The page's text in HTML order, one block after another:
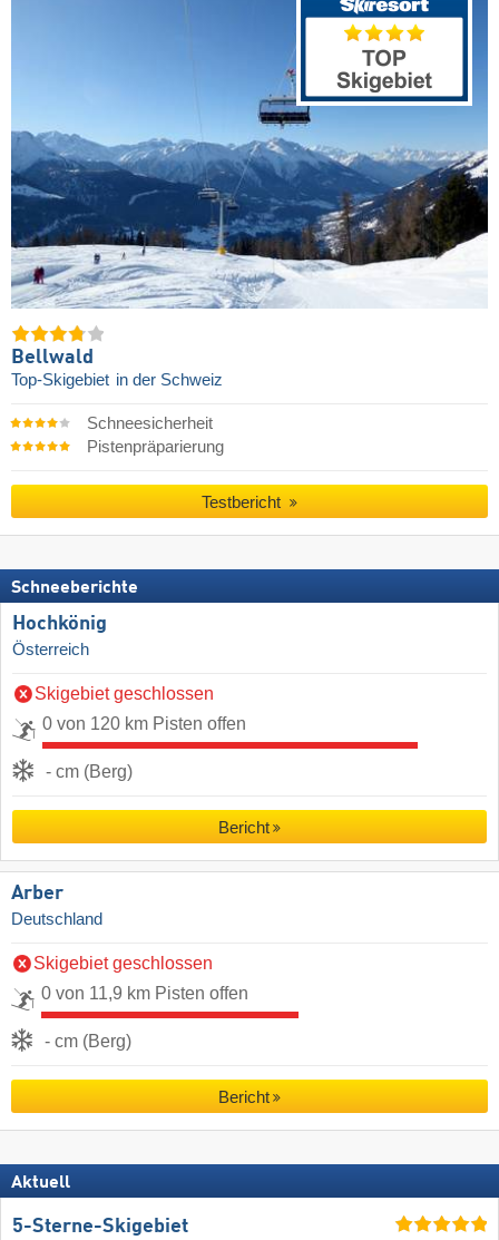
Bellwald
Top-Skigebiet in der Schweiz
Schneesicherheit
Pistenpräparierung
Testbericht
Schneeberichte
Hochkönig
Österreich
Skigebiet geschlossen
0 von 120 km Pisten offen
- cm (Berg)
Bericht
Arber
Deutschland
Skigebiet geschlossen
0 von 11,9 km Pisten offen
- cm (Berg)
Bericht
Aktuell
5-Sterne-Skigebiet